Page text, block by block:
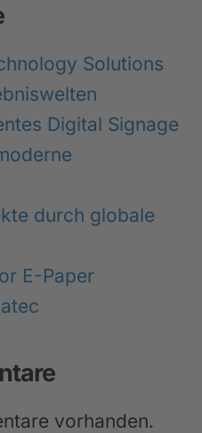
Solutions
Digital Signage
durch globale
E-Paper
vorhanden.